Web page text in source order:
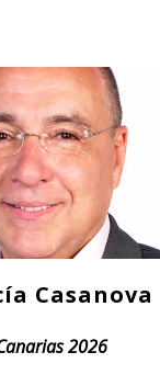
Casanova
2026